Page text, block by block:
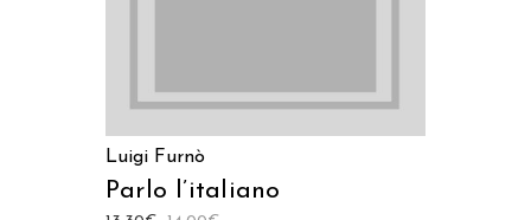
Luigi Furnò
Parlo l’italiano